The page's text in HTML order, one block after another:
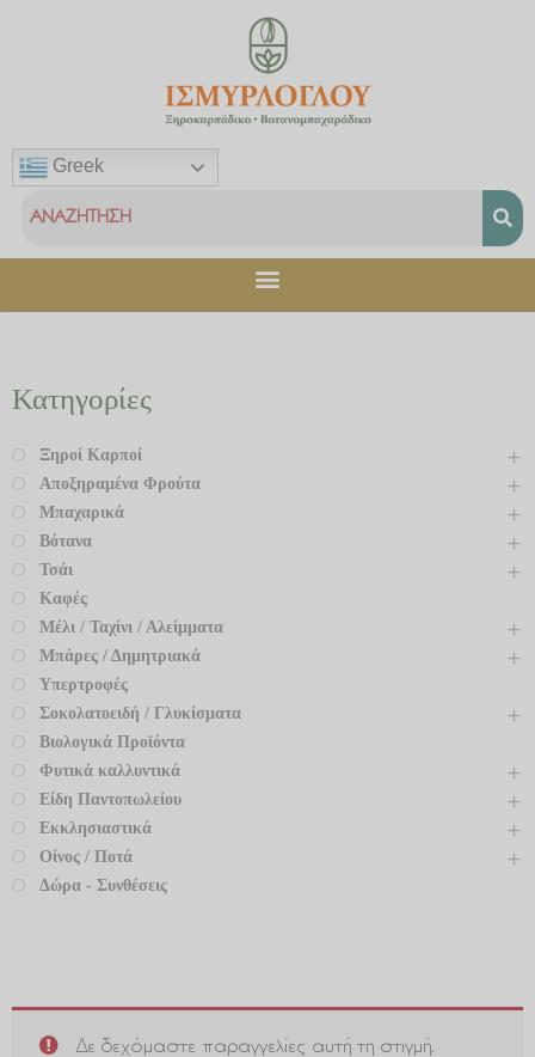
Greek
Κατηγορίες
Ξηροί Καρποί
Αποξηραμένα Φρούτα
Μπαχαρικά
Βότανα
Τσάι
Καφές
Μέλι / Ταχίνι / Αλείμματα
Μπάρες / Δημητριακά
Υπερτροφές
Σοκολατοειδή / Γλυκίσματα
Βιολογικά Προϊόντα
Φυτικά καλλυντικά
Είδη Παντοπωλείου
Εκκλησιαστικά
Οίνος / Ποτά
Δώρα - Συνθέσεις
Δε δεχόμαστε παραγγελίες αυτή τη στιγμή.